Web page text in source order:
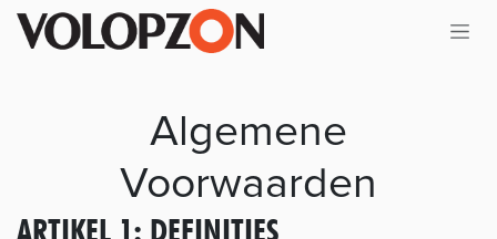
Overslaan naar inhoud
Algemene
Voorwaarden
ARTIKEL 1: DEFINITIES